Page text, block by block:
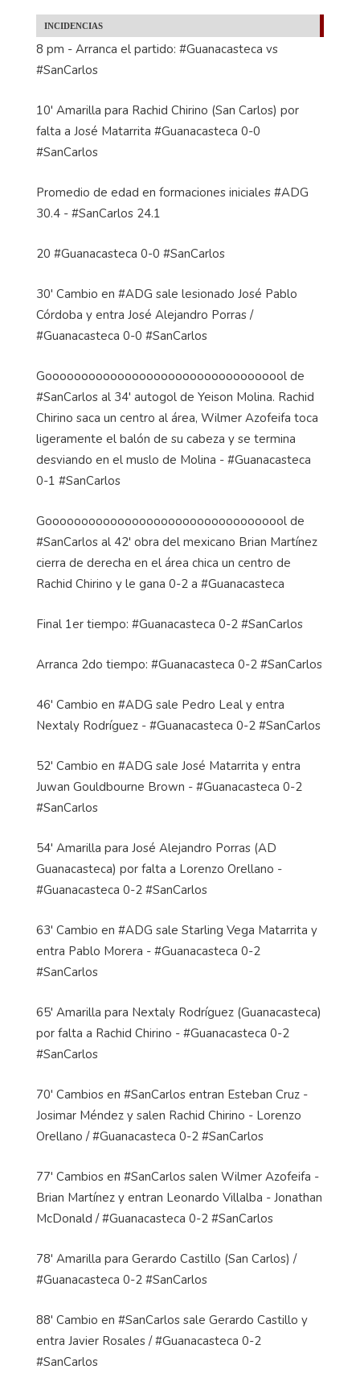
INCIDENCIAS
8 pm - Arranca el partido: #Guanacasteca vs
#SanCarlos
10' Amarilla para Rachid Chirino (San Carlos) por
falta a José Matarrita #Guanacasteca 0-0
#SanCarlos
Promedio de edad en formaciones iniciales #ADG
30.4 - #SanCarlos 24.1
20 #Guanacasteca 0-0 #SanCarlos
30' Cambio en #ADG sale lesionado José Pablo
Córdoba y entra José Alejandro Porras /
#Guanacasteca 0-0 #SanCarlos
Goooooooooooooooooooooooooooooooool de
#SanCarlos al 34' autogol de Yeison Molina. Rachid
Chirino saca un centro al área, Wilmer Azofeifa toca
ligeramente el balón de su cabeza y se termina
desviando en el muslo de Molina - #Guanacasteca
0-1 #SanCarlos
Goooooooooooooooooooooooooooooooool de
#SanCarlos al 42' obra del mexicano Brian Martínez
cierra de derecha en el área chica un centro de
Rachid Chirino y le gana 0-2 a #Guanacasteca
Final 1er tiempo: #Guanacasteca 0-2 #SanCarlos
Arranca 2do tiempo: #Guanacasteca 0-2 #SanCarlos
46' Cambio en #ADG sale Pedro Leal y entra
Nextaly Rodríguez - #Guanacasteca 0-2 #SanCarlos
52' Cambio en #ADG sale José Matarrita y entra
Juwan Gouldbourne Brown - #Guanacasteca 0-2
#SanCarlos
54' Amarilla para José Alejandro Porras (AD
Guanacasteca) por falta a Lorenzo Orellano -
#Guanacasteca 0-2 #SanCarlos
63' Cambio en #ADG sale Starling Vega Matarrita y
entra Pablo Morera - #Guanacasteca 0-2
#SanCarlos
65' Amarilla para Nextaly Rodríguez (Guanacasteca)
por falta a Rachid Chirino - #Guanacasteca 0-2
#SanCarlos
70' Cambios en #SanCarlos entran Esteban Cruz -
Josimar Méndez y salen Rachid Chirino - Lorenzo
Orellano / #Guanacasteca 0-2 #SanCarlos
77' Cambios en #SanCarlos salen Wilmer Azofeifa -
Brian Martínez y entran Leonardo Villalba - Jonathan
McDonald / #Guanacasteca 0-2 #SanCarlos
78' Amarilla para Gerardo Castillo (San Carlos) /
#Guanacasteca 0-2 #SanCarlos
88' Cambio en #SanCarlos sale Gerardo Castillo y
entra Javier Rosales / #Guanacasteca 0-2
#SanCarlos